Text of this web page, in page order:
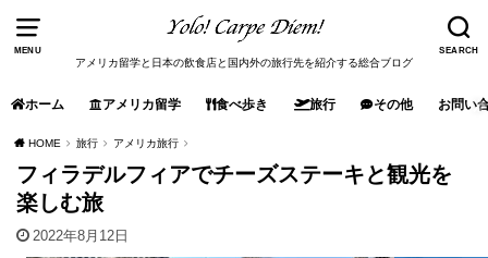
MENU SEARCH
アメリカ留学と日本の飲食店と国内外の旅行先を紹介する総合ブログ
ホーム アメリカ留学 食べ歩き 旅行 その他 お問い
HOME 旅行 アメリカ旅行
フィラデルフィアでチーズステーキと観光を
楽しむ旅
2022年8月12日